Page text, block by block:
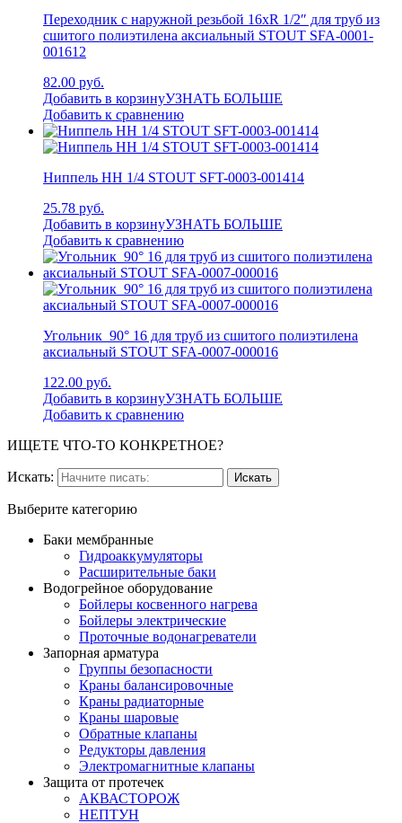
Переходник с наружной резьбой 16xR 1/2″ для труб из
сшитого полиэтилена аксиальный STOUT SFA-0001-
001612
82.00 руб.
Добавить в корзинуУЗНАТЬ БОЛЬШЕ
Добавить к сравнению
Ниппель НН 1/4 STOUT SFT-0003-001414
25.78 руб.
Добавить в корзинуУЗНАТЬ БОЛЬШЕ
Добавить к сравнению
Угольник 90° 16 для труб из сшитого полиэтилена
аксиальный STOUT SFA-0007-000016
122.00 руб.
Добавить в корзинуУЗНАТЬ БОЛЬШЕ
Добавить к сравнению
ИЩЕТЕ ЧТО-ТО КОНКРЕТНОЕ?
Искать:
Выберите категорию
Баки мембранные
Гидроаккумуляторы
Расширительные баки
Водогрейное оборудование
Бойлеры косвенного нагрева
Бойлеры электрические
Проточные водонагреватели
Запорная арматура
Группы безопасности
Краны балансировочные
Краны радиаторные
Краны шаровые
Обратные клапаны
Редукторы давления
Электромагнитные клапаны
Защита от протечек
АКВАСТОРОЖ
НЕПТУН